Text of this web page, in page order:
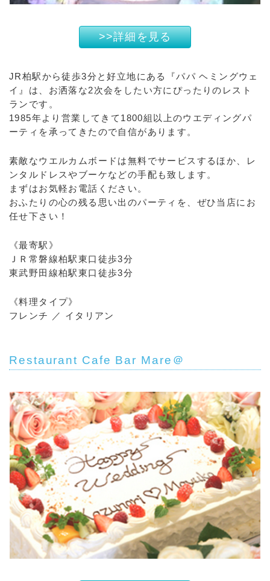
>>詳細を見る
JR柏駅から徒歩3分と好立地にある『パパ ヘミングウェ
イ』は、お洒落な2次会をしたい方にぴったりのレスト
ランです。
1985年より営業してきて1800組以上のウエディングパ
ーティを承ってきたので自信があります。
素敵なウエルカムボードは無料でサービスするほか、レ
ンタルドレスやブーケなどの手配も致します。
まずはお気軽お電話ください。
おふたりの心の残る思い出のパーティを、ぜひ当店にお
任せ下さい！
《最寄駅》
ＪＲ常磐線柏駅東口徒歩3分
東武野田線柏駅東口徒歩3分
《料理タイプ》
フレンチ ／ イタリアン
Restaurant Cafe Bar Mare＠